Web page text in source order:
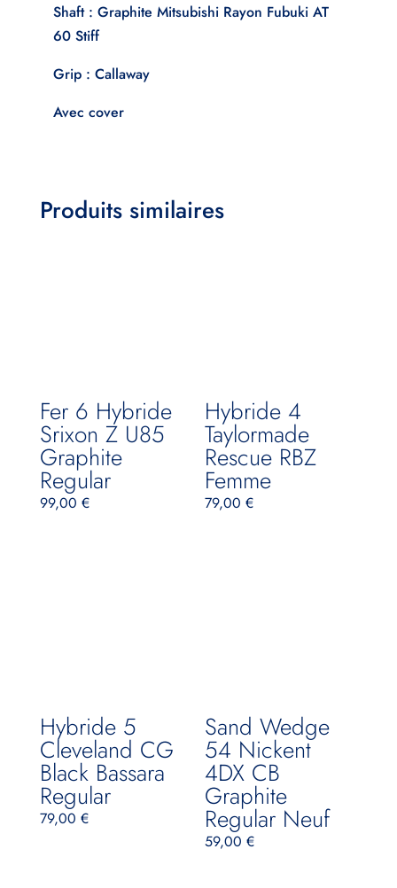
Shaft : Graphite Mitsubishi Rayon Fubuki AT
60 Stiff
Grip : Callaway
Avec cover
Produits similaires
Fer 6 Hybride
Srixon Z U85
Graphite
Regular
99,00 €
Hybride 4
Taylormade
Rescue RBZ
Femme
79,00€
Hybride 5
Cleveland CG
Black Bassara
Regular
79,00 €
Sand Wedge
54 Nickent
4DX CB
Graphite
Regular Neuf
59,00€